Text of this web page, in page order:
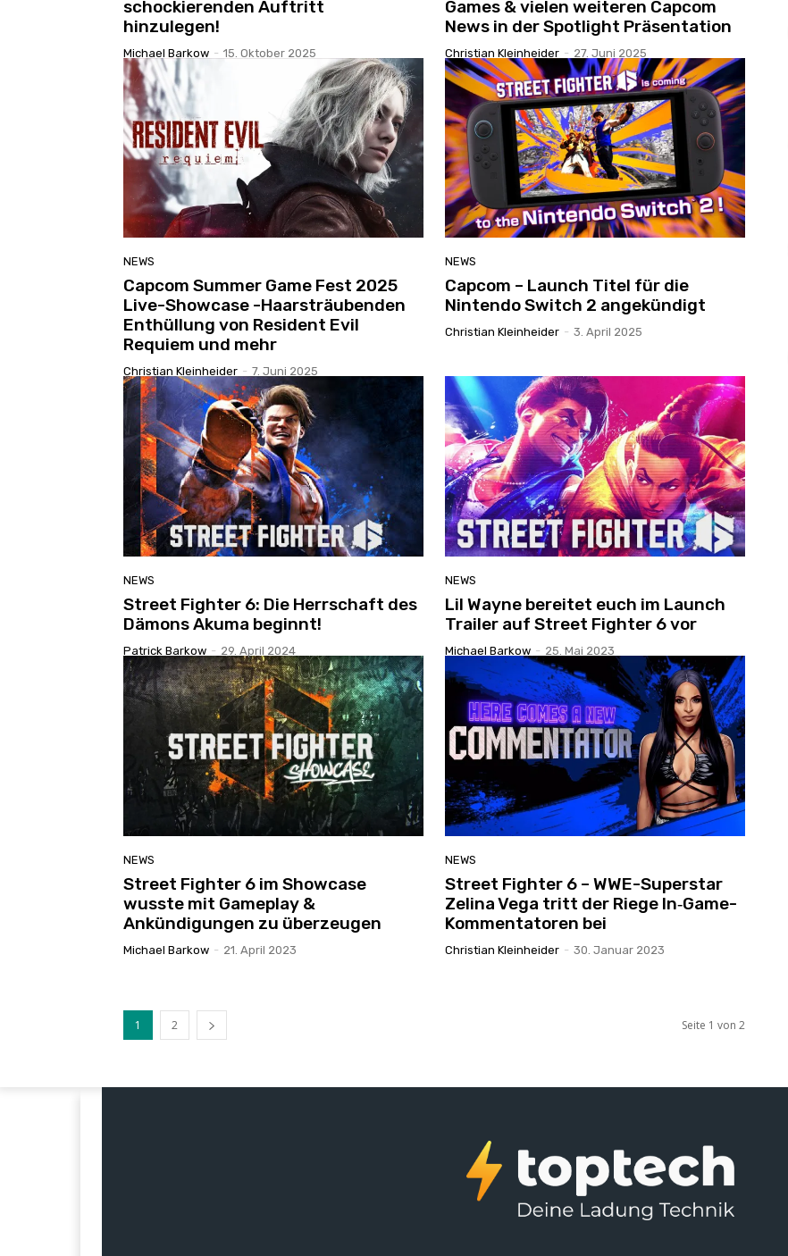
schockierenden Auftritt
hinzulegen!
Michael Barkow - 15. Oktober 2025
Games & vielen weiteren Capcom
News in der Spotlight Präsentation
Christian Kleinheider - 27. Juni 2025
NEWS
Capcom Summer Game Fest 2025
Live-Showcase -Haarsträubenden
Enthüllung von Resident Evil
Requiem und mehr
Christian Kleinheider - 7. Juni 2025
NEWS
Capcom – Launch Titel für die
Nintendo Switch 2 angekündigt
Christian Kleinheider - 3. April 2025
NEWS
Street Fighter 6: Die Herrschaft des
Dämons Akuma beginnt!
Patrick Barkow - 29. April 2024
NEWS
Lil Wayne bereitet euch im Launch
Trailer auf Street Fighter 6 vor
Michael Barkow - 25. Mai 2023
NEWS
Street Fighter 6 im Showcase
wusste mit Gameplay &
Ankündigungen zu überzeugen
Michael Barkow - 21. April 2023
NEWS
Street Fighter 6 – WWE-Superstar
Zelina Vega tritt der Riege In‑Game-
Kommentatoren bei
Christian Kleinheider - 30. Januar 2023
1 2 Seite 1 von 2